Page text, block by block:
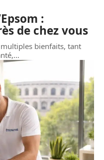
:
de chez vous
multiples bienfaits, tant
…